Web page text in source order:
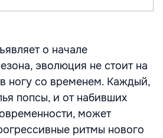
о начале
эволюция не стоит на
ногу со временем. Каждый,
попсы, и от набивших
может
ритмы нового